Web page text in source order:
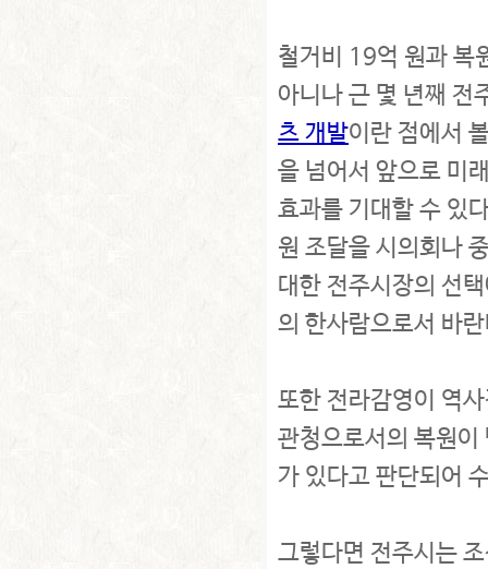
철거비 19억 원과 복
아니나 근 몇 년째 전
츠 개발이란 점에서
을 넘어서 앞으로 미
효과를 기대할 수 있
원 조달을 시의회나
대한 전주시장의 선
의 한사람으로서 바
또한 전라감영이 역
관청으로서의 복원
가 있다고 판단되어
그렇다면 전주시는